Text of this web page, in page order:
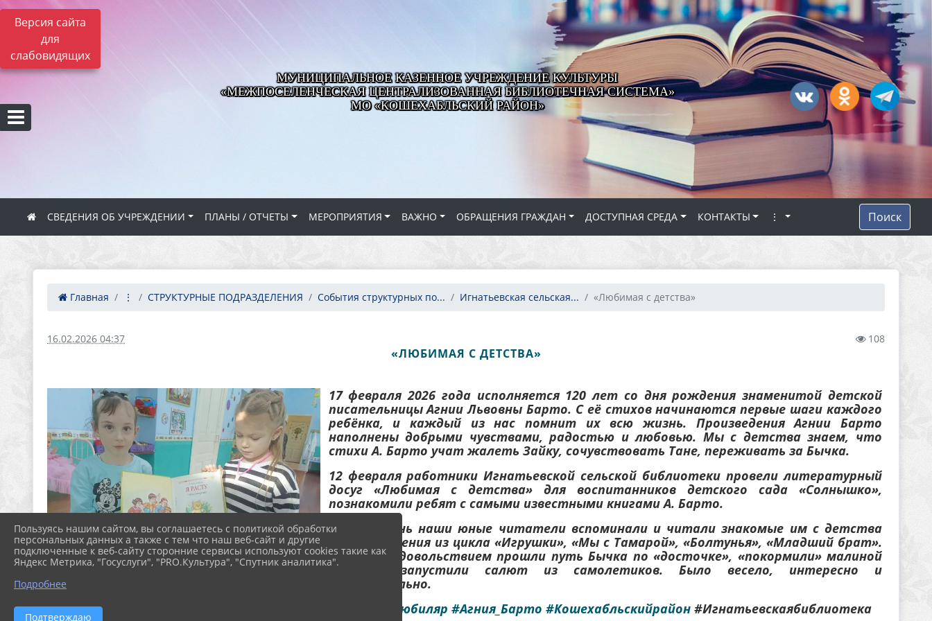
Версия сайта
для
слабовидящих
МУНИЦИПАЛЬНОЕ КАЗЕННОЕ УЧРЕЖДЕНИЕ КУЛЬТУРЫ
«МЕЖПОСЕЛЕНЧЕСКАЯ ЦЕНТРАЛИЗОВАННАЯ БИБЛИОТЕЧНАЯ СИСТЕМА»
МО «КОШЕХАБЛЬСКИЙ РАЙОН»
СВЕДЕНИЯ ОБ УЧРЕЖДЕНИИ ПЛАНЫ / ОТЧЕТЫ МЕРОПРИЯТИЯ ВАЖНО ОБРАЩЕНИЯ ГРАЖДАН ДОСТУПНАЯ СРЕДА КОНТАКТЫ ⋮ Поиск
Главная ⋮ СТРУКТУРНЫЕ ПОДРАЗДЕЛЕНИЯ События структурных по... Игнатьевская сельская... «Любимая с детства»
16.02.2026 04:37 108
«ЛЮБИМАЯ С ДЕТСТВА»
17 февраля 2026 года исполняется 120 лет со дня рождения знаменитой детской
писательницы Агнии Львовны Барто. С её стихов начинаются первые шаги каждого
ребёнка, и каждый из нас помнит их всю жизнь. Произведения Агнии Барто
наполнены добрыми чувствами, радостью и любовью. Мы с детства знаем, что
стихи А. Барто учат жалеть Зайку, сочувствовать Тане, переживать за Бычка.
12 февраля работники Игнатьевской сельской библиотеки провели литературный
досуг «Любимая с детства» для воспитанников детского сада «Солнышко»,
познакомили ребят с самыми известными книгами А. Барто.
В этот день наши юные читатели вспоминали и читали знакомые им с детства
стихотворения из цикла «Игрушки», «Мы с Тамарой», «Болтунья», «Младший брат».
Ребята с удовольствием прошли путь Бычка по «досточке», «покормили» малиной
медведя, запустили салют из самолетиков. Было весело, интересно и
познавательно.
#Писательюбиляр #Агния_Барто #Кошехабльскийрайон#Игнатьевскаябиблиотека
Пользуясь нашим сайтом, вы соглашаетесь с политикой обработки
персональных данных а также с тем что наш веб-сайт и другие
подключенные к веб-сайту сторонние сервисы используют cookies такие как
Яндекс Метрика, "Госуслуги", "PRO.Культура", "Спутник аналитика".
Подробнее
Подтверждаю